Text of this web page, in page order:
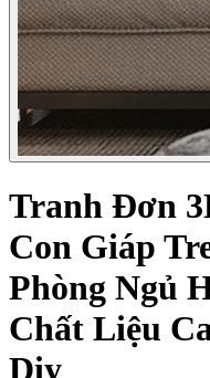
Tranh Đơn
Con Giáp
Phòng Ngủ
Chất Liệu
Diy